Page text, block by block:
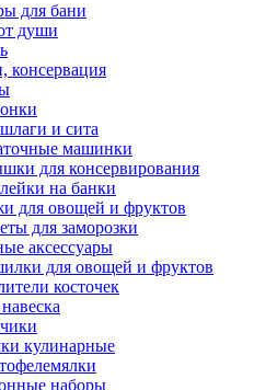
для бани
души
консервация
и сита
машинки
для консервирования
на банки
для овощей и фруктов
для заморозки
аксессуары
для овощей и фруктов
косточек
кулинарные
наборы